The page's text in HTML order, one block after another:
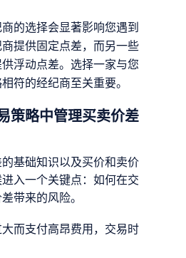
的选择会显著影响您遇到
提供固定点差，而另一些
浮动点差。选择一家与您
符的经纪商至关重要。
策略中管理买卖价差
基础知识以及买价和卖价
入一个关键点：如何在交
带来的风险。
而支付高昂费用，交易时